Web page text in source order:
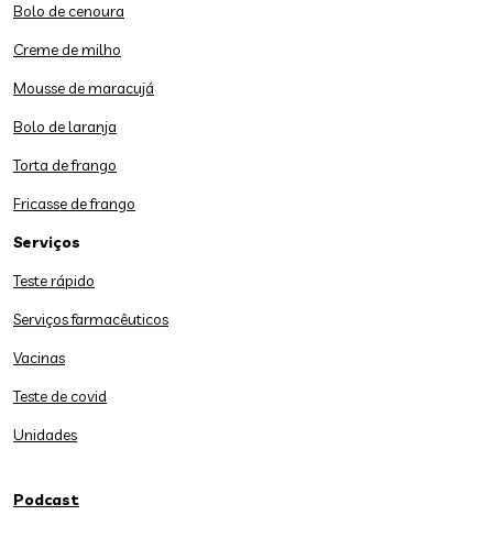
Bolo de cenoura
Creme de milho
Mousse de maracujá
Bolo de laranja
Torta de frango
Fricasse de frango
Serviços
Teste rápido
Serviços farmacêuticos
Vacinas
Teste de covid
Unidades
Podcast